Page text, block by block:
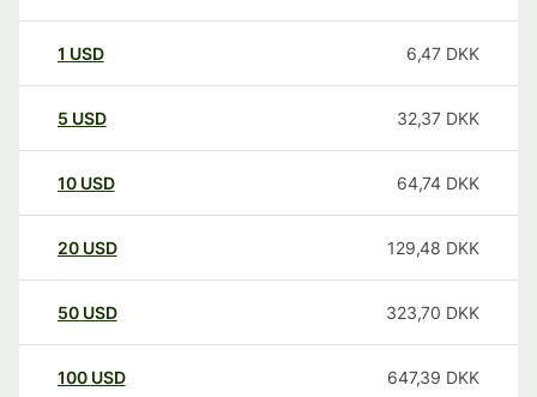
1 USD 6,47 DKK
5 USD 32,37 DKK
10 USD 64,74 DKK
20 USD 129,48 DKK
50 USD 323,70 DKK
100 USD 647,39 DKK